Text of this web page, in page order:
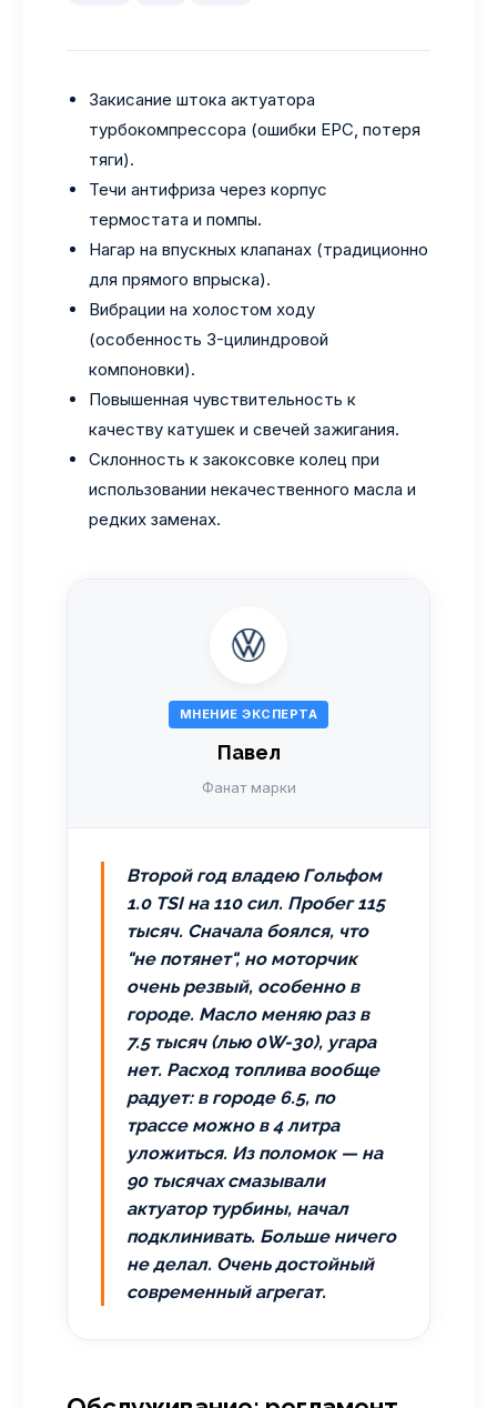
Закисание штока актуатора
турбокомпрессора (ошибки EPC, потеря
тяги).
Течи антифриза через корпус
термостата и помпы.
Нагар на впускных клапанах (традиционно
для прямого впрыска).
Вибрации на холостом ходу
(особенность 3-цилиндровой
компоновки).
Повышенная чувствительность к
качеству катушек и свечей зажигания.
Склонность к закоксовке колец при
использовании некачественного масла и
редких заменах.
МНЕНИЕ ЭКСПЕРТА
Павел
Фанат марки
Второй год владею Гольфом
1.0 TSI на 110 сил. Пробег 115
тысяч. Сначала боялся, что
"не потянет", но моторчик
очень резвый, особенно в
городе. Масло меняю раз в
7.5 тысяч (лью 0W-30), угара
нет. Расход топлива вообще
радует: в городе 6.5, по
трассе можно в 4 литра
уложиться. Из поломок — на
90 тысячах смазывали
актуатор турбины, начал
подклинивать. Больше ничего
не делал. Очень достойный
современный агрегат.